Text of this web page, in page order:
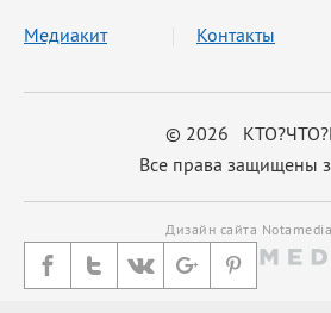
© 2026
Все права защищены
Медиакит Контакты
Дизайн сайта